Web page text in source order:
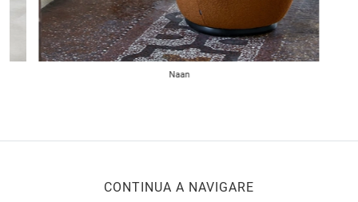
Naan
CONTINUA A NAVIGARE